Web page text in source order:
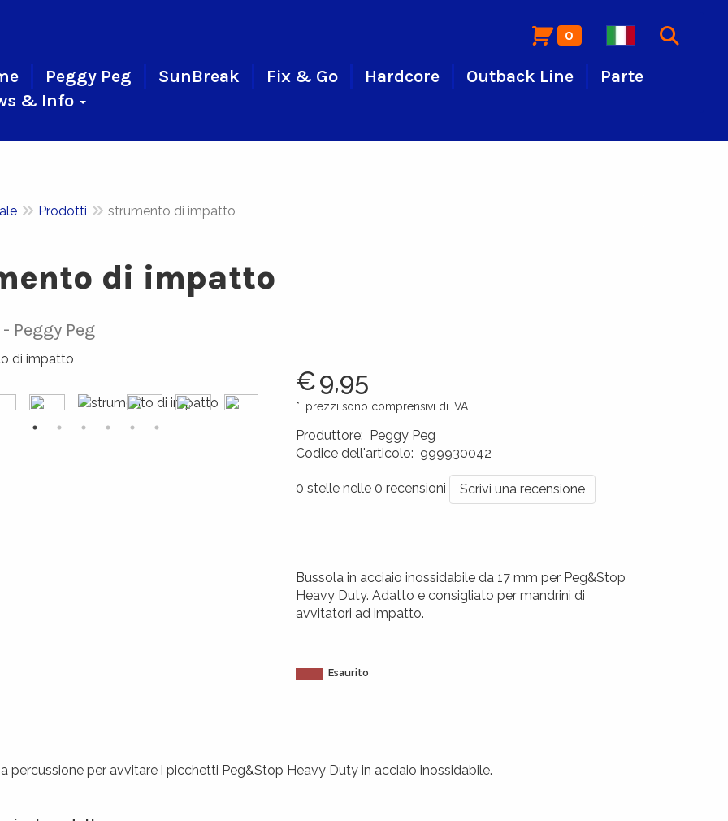
0
Peggy Peg SunBreak Fix & Go Hardcore Outback Line
Parte
& Info
Prodotti strumento di impatto
di impatto
Peggy Peg
€9,95
*I prezzi sono comprensivi di IVA
Produttore: Peggy Peg
Codice dell'articolo: 999930042
0 stelle nelle 0 recensioni
Scrivi una recensione
Bussola in acciaio inossidabile da 17 mm per Peg&Stop
Heavy Duty. Adatto e consigliato per mandrini di
avvitatori ad impatto.
Esaurito
percussione per avvitare i picchetti Peg&Stop Heavy Duty in acciaio inossidabile.